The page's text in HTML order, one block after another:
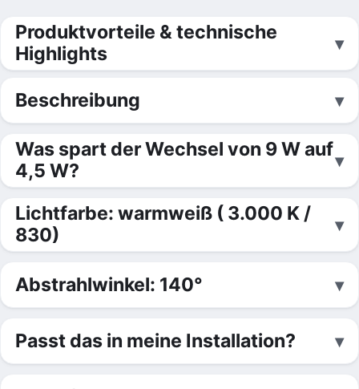
Produktvorteile & technische
Highlights
Beschreibung
Was spart der Wechsel von 9 W auf
4,5 W?
Lichtfarbe: warmweiß ( 3.000 K /
830)
Abstrahlwinkel: 140°
Passt das in meine Installation?